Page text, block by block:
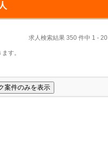
求人検索結果 350 件中 1 - 20
す。